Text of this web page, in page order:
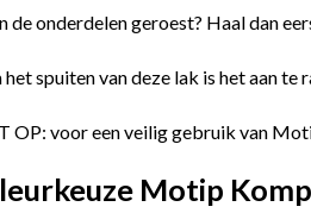
de onderdelen geroest? Haal dan
het spuiten van deze lak is het aan te
OP: voor een veilig gebruik van
Motip